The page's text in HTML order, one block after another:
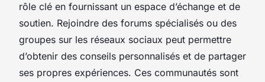
rôle clé en fournissant un espace d’échange et de
soutien. Rejoindre des forums spécialisés ou des
groupes sur les réseaux sociaux peut permettre
d’obtenir des conseils personnalisés et de partager
ses propres expériences. Ces communautés sont